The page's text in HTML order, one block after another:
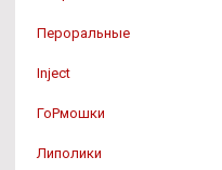
Пероральные
Inject
ГоРмошки
Липолики